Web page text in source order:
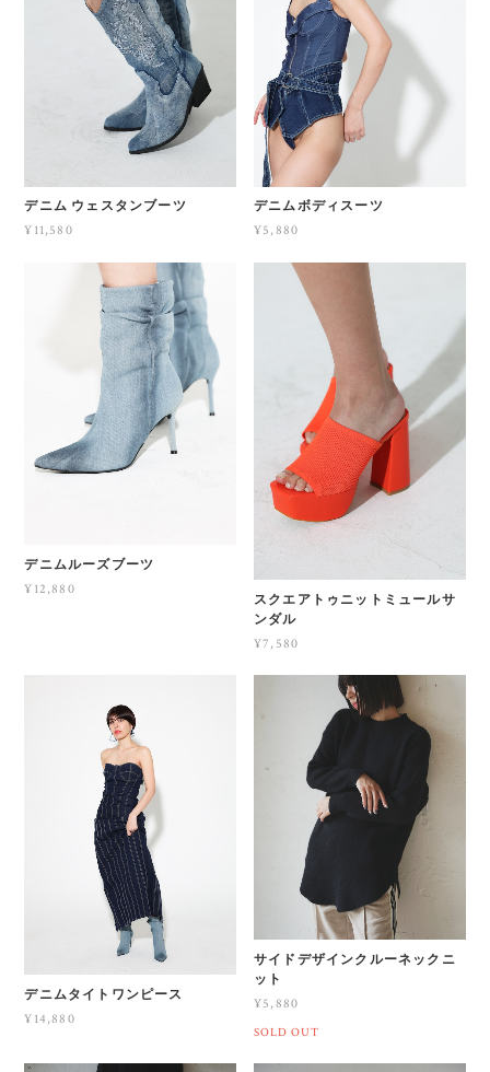
デニム ウェスタンブーツ
¥11,580
デニムボディスーツ
¥5,880
デニムルーズブーツ
¥12,880
スクエアトゥニットミュールサ
ンダル
¥7,580
デニムタイトワンピース
¥14,880
サイドデザインクルーネックニ
ット
¥5,880
SOLD OUT